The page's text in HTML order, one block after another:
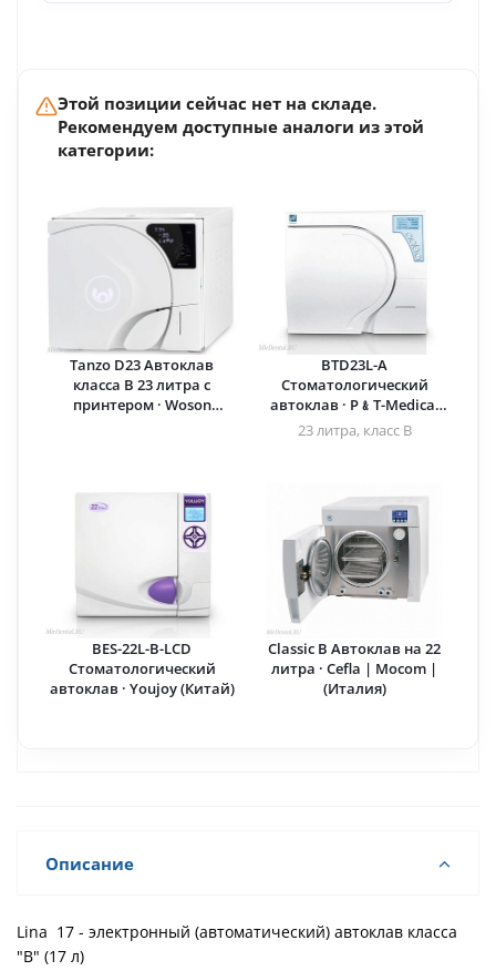
Этой позиции сейчас нет на складе.
Рекомендуем доступные аналоги из этой
категории:
Tanzo D23 Автоклав
класса B 23 литра с
принтером · Woson
BTD23L-A
Стоматологический
автоклав · P﹠T-Medical
(Китай)
23 литра, класс B
BES-22L-B-LCD
Стоматологический
автоклав · Youjoy (Китай)
Classic B Автоклав на 22
литра · Cefla | Mocom |
(Италия)
Описание
Lina 17 - электронный (автоматический) автоклав класса
"В" (17 л)